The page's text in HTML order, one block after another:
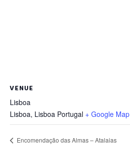
VENUE
Lisboa
Lisboa, Lisboa Portugal + Google Map
Encomendação das Almas – Atalaias